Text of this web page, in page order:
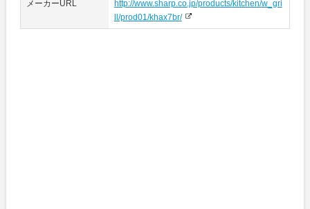
メーカーURL
http://www.sharp.co.jp/products/kitchen/w_gri
ll/prod01/khax7br/